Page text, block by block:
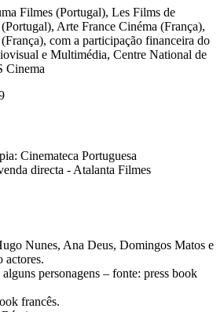
Filmes (Portugal), Les Films de
Arte France Cinéma (França),
com a participação financeira do
e Multimédia, Centre National de
Cinema
Cinemateca Portuguesa
directa - Atalanta Filmes
Nunes, Ana Deus, Domingos Matos e
actores.
personagens – fonte: press book
francês.